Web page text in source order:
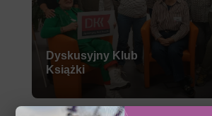
Dyskusyjny Klub
Książki